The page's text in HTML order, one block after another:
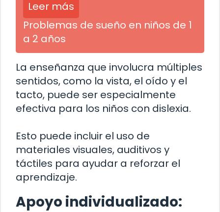
Leer más
Problemas de sueño en niños de 1
a 2 años
La enseñanza que involucra múltiples
sentidos, como la vista, el oído y el
tacto, puede ser especialmente
efectiva para los niños con dislexia.
Esto puede incluir el uso de
materiales visuales, auditivos y
táctiles para ayudar a reforzar el
aprendizaje.
Apoyo individualizado: